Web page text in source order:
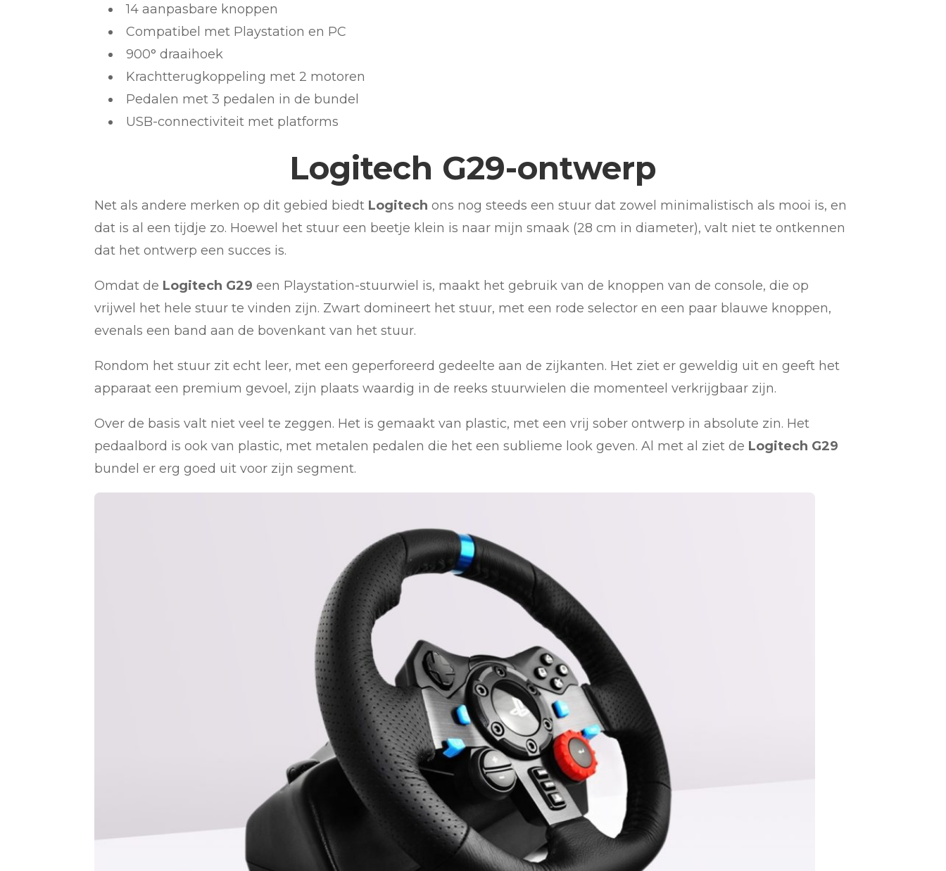
14 aanpasbare knoppen
Compatibel met Playstation en PC
900° draaihoek
Krachtterugkoppeling met 2 motoren
Pedalen met 3 pedalen in de bundel
USB-connectiviteit met platforms
Logitech G29-ontwerp
Net als andere merken op dit gebied biedt Logitechons nog steeds een stuur dat zowel minimalistisch als mooi is, en
dat is al een tijdje zo. Hoewel het stuur een beetje klein is naar mijn smaak (28 cm in diameter), valt niet te ontkennen
dat het ontwerp een succes is.
Omdat de Logitech G29een Playstation-stuurwiel is, maakt het gebruik van de knoppen van de console, die op
vrijwel het hele stuur te vinden zijn. Zwart domineert het stuur, met een rode selector en een paar blauwe knoppen,
evenals een band aan de bovenkant van het stuur.
Rondom het stuur zit echt leer, met een geperforeerd gedeelte aan de zijkanten. Het ziet er geweldig uit en geeft het
apparaat een premium gevoel, zijn plaats waardig in de reeks stuurwielen die momenteel verkrijgbaar zijn.
Over de basis valt niet veel te zeggen. Het is gemaakt van plastic, met een vrij sober ontwerp in absolute zin. Het
pedaalbord is ook van plastic, met metalen pedalen die het een sublieme look geven. Al met al ziet de Logitech G29
bundel er erg goed uit voor zijn segment.